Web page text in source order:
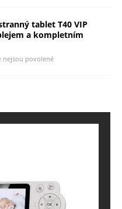
tablet T40 VIP
a kompletním
nejsou povolené